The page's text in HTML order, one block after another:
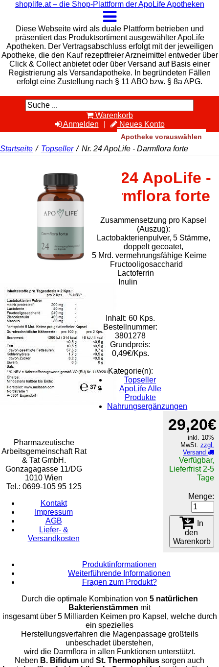
shoplife.at – die Shop-Plattform der ApoLife Apotheken
Diese Webseite wird als duale Plattform betrieben und
präsentiert das Produktsortiment ausgewählter ApoLife
Apotheken. Der Vertragsabschluss erfolgt mit der jeweiligen
Apotheke, die den Kauf rezeptfreier Arzneimittel entweder über
Click & Collect anbietet oder über Versand auf Basis einer
Registrierung als Versandapotheke. In begründeten Fällen
erfolgt eine Zustellung nach § 11 ABO bzw. § 8a APG.
Warenkorb
Anmelden
Neues Konto
Apotheke vorauswählen
Startseite / Topseller / Nr. 24 ApoLife - Darmflora forte
Nr. 24 ApoLife -
Darmflora forte
Zusammensetzung pro Kapsel
(Auszug):
Lactobakterienpulver, 5 Stämme,
doppelt gecoatet,
5 Mrd. vermehrungsfähige Keime
Fructooligosaccharid
Lactoferrin
Inulin
Inhalt: 60 Kps.
Bestellnummer:
3801278
Grundpreis:
0,49€/Kps.
Kategorie(n):
Topseller
ApoLife Alle
Produkte
Nahrungsergänzungen
29,20€
inkl. 10%
MwSt. zzgl.
Versand
Verfügbar,
Lieferfrist 2-5
Tage
Menge:
In
den
Warenkorb
Produktinformationen
Weiterführende Informationen
Fragen zum Produkt?
Durch die optimale Kombination von 5 natürlichen
Bakterienstämmen mit
insgesamt über 5 Milliarden Keimen pro Kapsel, welche durch
ein spezielles
Herstellungsverfahren die Magenpassage großteils
unbeschadet überstehen,
wird die Darmflora in allen Funktionen unterstützt.
Neben B. Bifidum und St. Thermophilus sorgen auch
Pharmazeutische
Arbeitsgemeinschaft Rat
& Tat GmbH.
Gonzagagasse 11/DG
1010 Wien
Tel.: 0699-105 95 125
Kontakt
Impressum
AGB
Liefer- &
Versandkosten